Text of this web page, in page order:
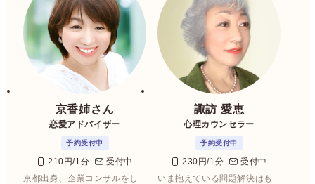
京香姉さん
恋愛アドバイザー
予約受付中
210円/1分
受付中
京都出身、企業コンサルをし
諏訪 愛恵
心理カウンセラー
予約受付中
230円/1分
受付中
いま抱えている問題解決はも